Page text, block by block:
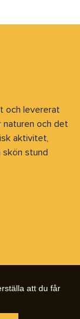
att du får
och levererat
naturen och det
aktivitet,
skön stund